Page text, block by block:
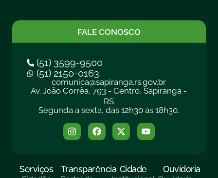
FALE CONOSCO
(51) 3599-9500
(51) 2150-0163
comunica@sapiranga.rs.gov.br
Av. João Corrêa, 793 - Centro, Sapiranga -
RS
Segunda a sexta, das 12h30 às 18h30.
Serviços Transparência Cidade Ouvidoria